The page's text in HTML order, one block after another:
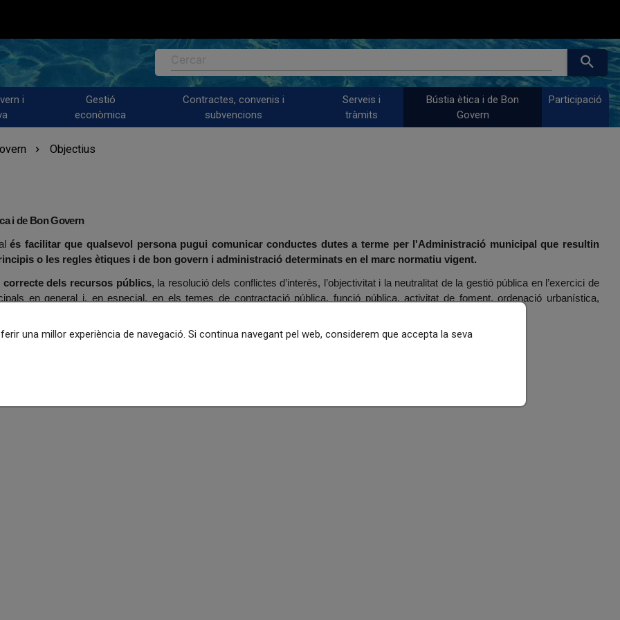
una millor experiència de navegació. Si continua navegant pel web, considerem que accepta la seva
Cercar
search
i
Gestió
econòmica
Contractes, convenis i
subvencions
Serveis i
tràmits
Bústia ètica i de Bon
Govern
Participació
Objectius
i de Bon Govern
és facilitar que qualsevol persona pugui comunicar conductes dutes a terme per l'Administració municipal que resultin
o les regles ètiques i de bon govern i administració determinats en el marc normatiu vigent.
correcte dels recursos públics, la resolució dels conflictes d’interès, l’objectivitat i la neutralitat de la gestió pública en l’exercici de
en general i, en especial, en els temes de contractació pública, funció pública, activitat de foment, ordenació urbanística,
, podeu seleccionar el tràmit de queixes o suggeriments.